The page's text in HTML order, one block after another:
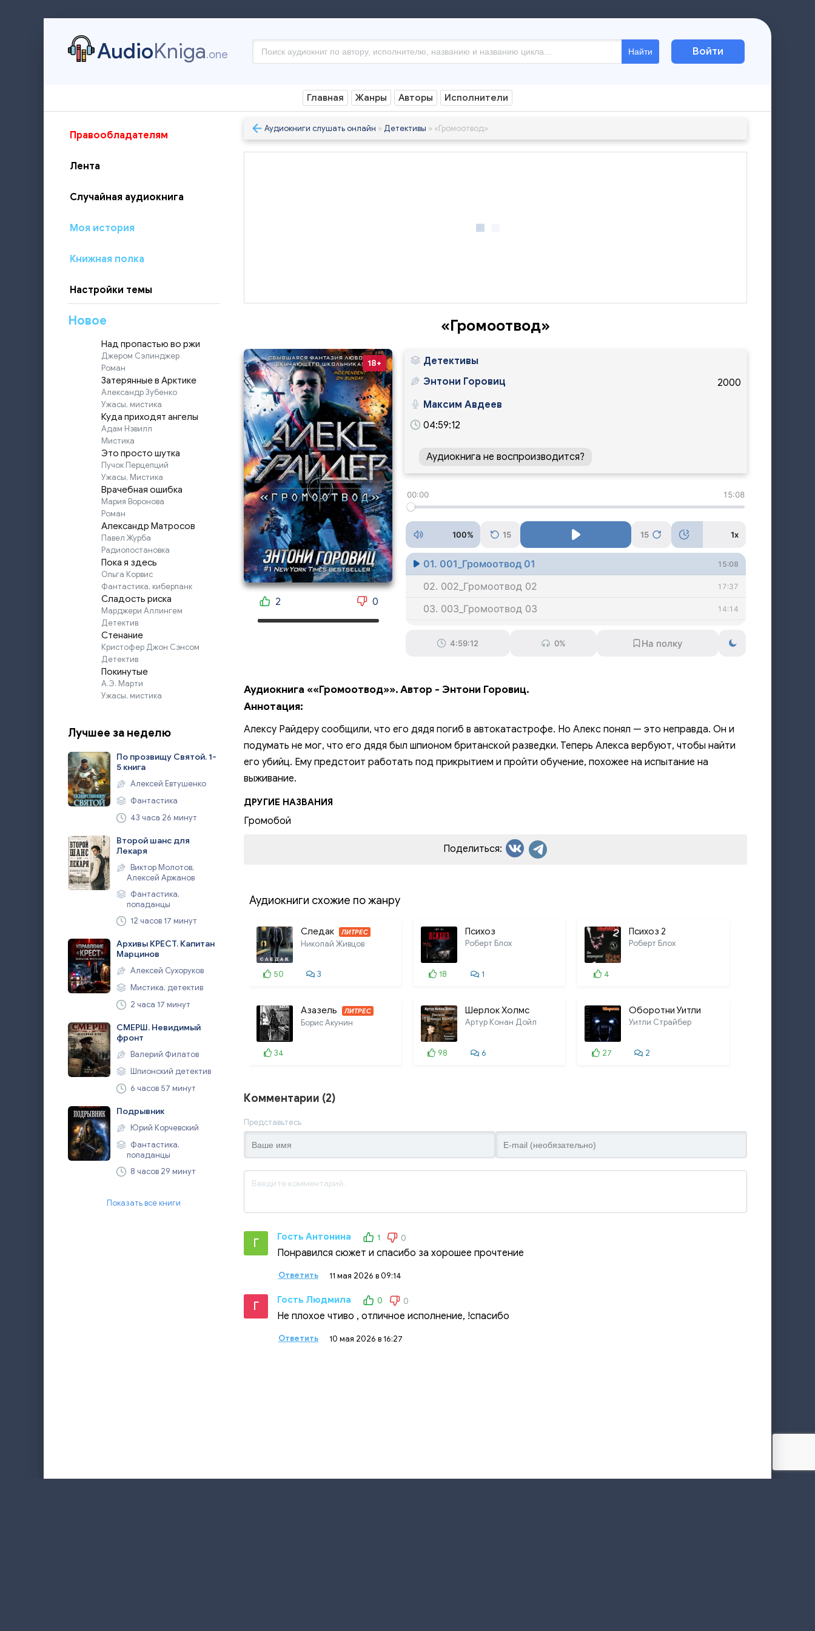
AudioKniga.one Найти Войти
Главная Жанры Авторы Исполнители
Правообладателям
Лента
Случайная аудиокнига
Моя история
Книжная полка
Настройки темы
Новое
Над пропастью во ржи
Джером Сэлинджер
Роман
Затерянные в Арктике
Александр Зубенко
Ужасы, мистика
Куда приходят ангелы
Адам Нэвилл
Мистика
Это просто шутка
Пучок Перцепций
Ужасы, Мистика
Врачебная ошибка
Мария Воронова
Роман
Александр Матросов
Павел Журба
Радиопостановка
Пока я здесь
Ольга Корвис
Фантастика, киберпанк
Сладость риска
Марджери Аллингем
Детектив
Стенание
Кристофер Джон Сэнсом
Детектив
Покинутые
А.Э. Марти
Ужасы, мистика
Лучшее за неделю
По прозвищу Святой. 1-
5 книга
Алексей Евтушенко
Фантастика
43 часа 26 минут
Второй шанс для
Лекаря
Виктор Молотов,
Алексей Аржанов
Фантастика,
попаданцы
12 часов 17 минут
Архивы КРЕСТ. Капитан
Марцинов
Алексей Сухоруков
Мистика, детектив
2 часа 17 минут
СМЕРШ. Невидимый
фронт
Валерий Филатов
Шпионский детектив
6 часов 57 минут
Подрывник
Юрий Корчевский
Фантастика,
попаданцы
8 часов 29 минут
Показать все книги
Аудиокниги слушать онлайн » Детективы » «Громоотвод»
«Громоотвод»
18+
2 0
Детективы
2000
Энтони Горовиц
Максим Авдеев
04:59:12
Аудиокнига не воспроизводится?
00:00 15:08
100% 15 15 1x
01. 001_Громоотвод 01 15:08
02. 002_Громоотвод 02 17:37
03. 003_Громоотвод 03 14:14
07. 007_Громоотвод 07
09. 009_Громоотвод 09 23:50
010. 010_Громоотвод 10
014. 014_Громоотвод 14
4:59:12 0%
Аудиокнига ««Громоотвод»». Автор - Энтони Горовиц.
Аннотация:
Алексу Райдеру сообщили, что его дядя погиб в автокатастрофе. Но Алекс понял — это неправда. Он и
подумать не мог, что его дядя был шпионом британской разведки. Теперь Алекса вербуют, чтобы найти
его убийц. Ему предстоит работать под прикрытием и пройти обучение, похожее на испытание на
выживание.
ДРУГИЕ НАЗВАНИЯ
Громобой
Поделиться:
Аудиокниги схожие по жанру
Следак ЛИТРЕС
Николай Живцов
50 3
Психоз
Роберт Блох
18 1
Психоз 2
Роберт Блох
4
Азазель ЛИТРЕС
Борис Акунин
34
Шерлок Холмс
Артур Конан Дойл
98 6
Оборотни Уитли
Уитли Страйбер
27 2
Комментарии (2)
Представьтесь
Г Гость Антонина 1 0
Понравился сюжет и спасибо за хорошее прочтение
Ответить 11 мая 2026 в 09:14
Г Гость Людмила 0 0
Не плохое чтиво , отличное исполнение, !спасибо
Ответить 10 мая 2026 в 16:27